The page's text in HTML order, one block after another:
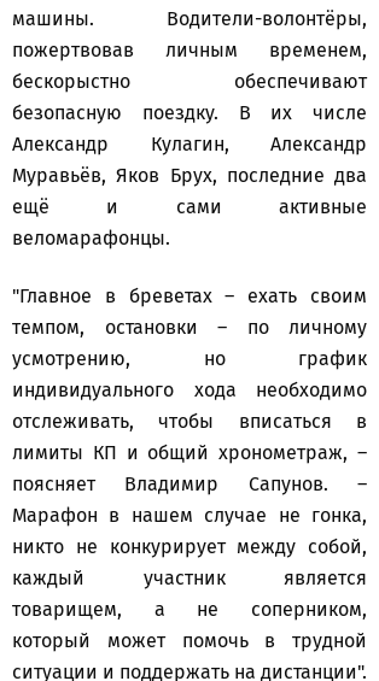
машины. Водители-волонтёры,
пожертвовав личным временем,
бескорыстно обеспечивают
безопасную поездку. В их числе
Александр Кулагин, Александр
Муравьёв, Яков Брух, последние два
ещё и сами активные
веломарафонцы.
"Главное в бреветах – ехать своим
темпом, остановки – по личному
усмотрению, но график
индивидуального хода необходимо
отслеживать, чтобы вписаться в
лимиты КП и общий хронометраж, –
поясняет Владимир Сапунов. –
Марафон в нашем случае не гонка,
никто не конкурирует между собой,
каждый участник является
товарищем, а не соперником,
который может помочь в трудной
ситуации и поддержать на дистанции".